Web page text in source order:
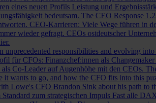
eines neuen Profils Leistung und
bedeutsam. The CEO Response
CEO-Karrieren: Viele Wege führen in
wieder gefragt. CEOs ostdeutscher
unprecedented responsibilities and evolving
für CFOs: Finanzchef:innen als Changemaker
Co-Leader auf Augenhöhe mit den CEOs.
it wants to go, and how the CFO fits into this
Lowe's CFO Brandon Sink about his path to
zum strategischen Impuls Fast alle